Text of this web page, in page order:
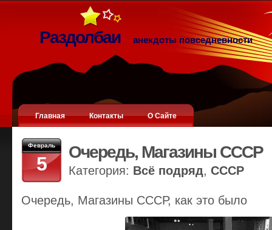
Раздолбаи анекдоты повседневности
Главная Контакты О Сайте
Февраль
5
Очередь, Магазины СССР
Категория: Всё подряд, СССР
Очередь, Магазины СССР, как это было